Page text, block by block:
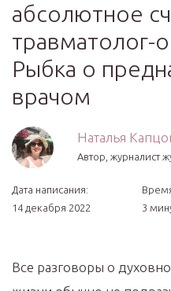
абсолютное
травматолог-
Рыбка о
врачом
Наталья
Автор, журналист
Дата написания:
14 декабря 2022
3
Все разговоры о